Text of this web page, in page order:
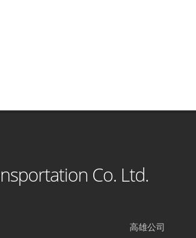
Co. Ltd.
高雄公司